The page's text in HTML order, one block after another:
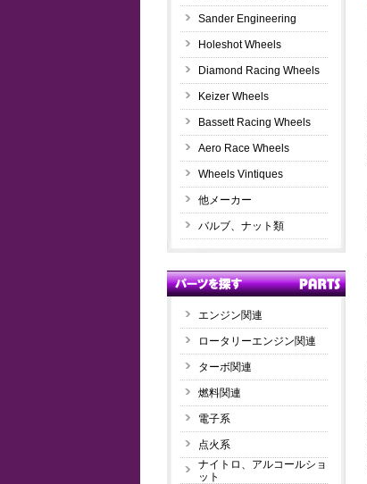
Sander Engineering
Holeshot Wheels
Diamond Racing Wheels
Keizer Wheels
Bassett Racing Wheels
Aero Race Wheels
Wheels Vintiques
他メーカー
バルブ、ナット類
エンジン関連
ロータリーエンジン関連
ターボ関連
燃料関連
電子系
点火系
ナイトロ、アルコールショ
ット